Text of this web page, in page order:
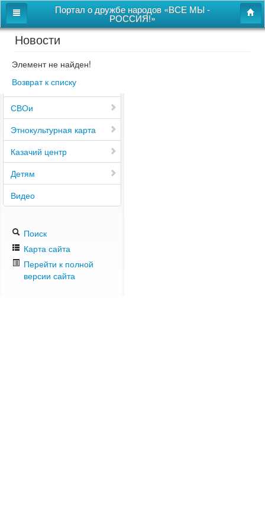
Портал о дружбе народов «ВСЕ МЫ -
РОССИЯ!»
Главная
Дом дружбы народов
Новости
СВОи
Этнокультурная карта
Казачий центр
Детям
Видео
Поиск
Карта сайта
Перейти к полной
версии сайта
Новости
Элемент не найден!
Возврат к списку